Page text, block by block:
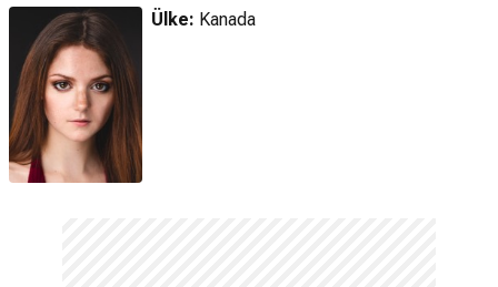
Ülke: Kanada